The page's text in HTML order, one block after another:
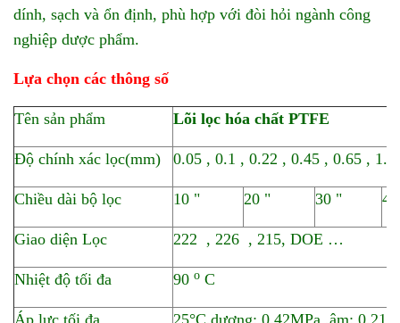
dính, sạch và ổn định, phù hợp với đòi hỏi ngành công
nghiệp dược phẩm.
Lựa chọn các thông số
Tên sản phẩm Lõi lọc hóa chất PTFE
Độ chính xác lọc(mm) 0.05 , 0.1 , 0.22 , 0.45 , 0.65 , 1.0
Chiều dài bộ lọc 10 " 20 " 30 "
Giao diện Lọc 222 , 226 , 215, DOE …
Nhiệt độ tối đa 90 o C